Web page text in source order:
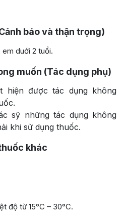
báo và thận trọng)
duới 2 tuổi.
muốn (Tác dụng phụ)
hiện được tác dụng không
sỹ những tác dụng không
khi sử dụng thuốc.
khác
độ từ 15°C – 30°C.